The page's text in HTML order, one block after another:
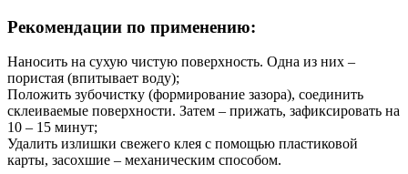
Рекомендации по применению:
Наносить на сухую чистую поверхность. Одна из них –
пористая (впитывает воду);
Положить зубочистку (формирование зазора), соединить
склеиваемые поверхности. Затем – прижать, зафиксировать на
10 – 15 минут;
Удалить излишки свежего клея с помощью пластиковой
карты, засохшие – механическим способом.